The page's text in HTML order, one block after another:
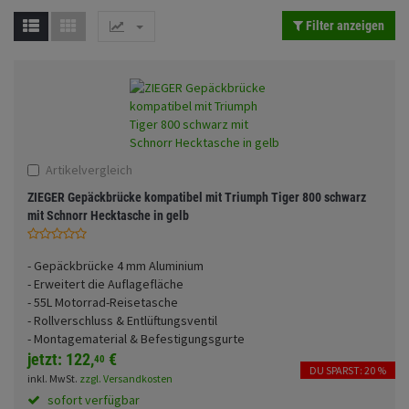
Sturzbügel und
Rucksäcke
Fahrwerk
Registrieren Merkzettel
Filter anzeigen
Artikelvergleich
ZIEGER Gepäckbrücke kompatibel mit Triumph Tiger 800 schwarz
mit Schnorr Hecktasche in gelb
- Gepäckbrücke 4 mm Aluminium
- Erweitert die Auflagefläche
- 55L Motorrad-Reisetasche
- Rollverschluss & Entlüftungsventil
- Montagematerial & Befestigungsgurte
jetzt: 122,40 €
DU SPARST: 20 %
inkl. MwSt. zzgl. Versandkosten
sofort verfügbar